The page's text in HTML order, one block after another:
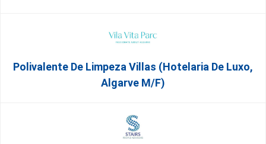
Polivalente De Limpeza Villas (Hotelaria De Luxo,
Algarve M/F)